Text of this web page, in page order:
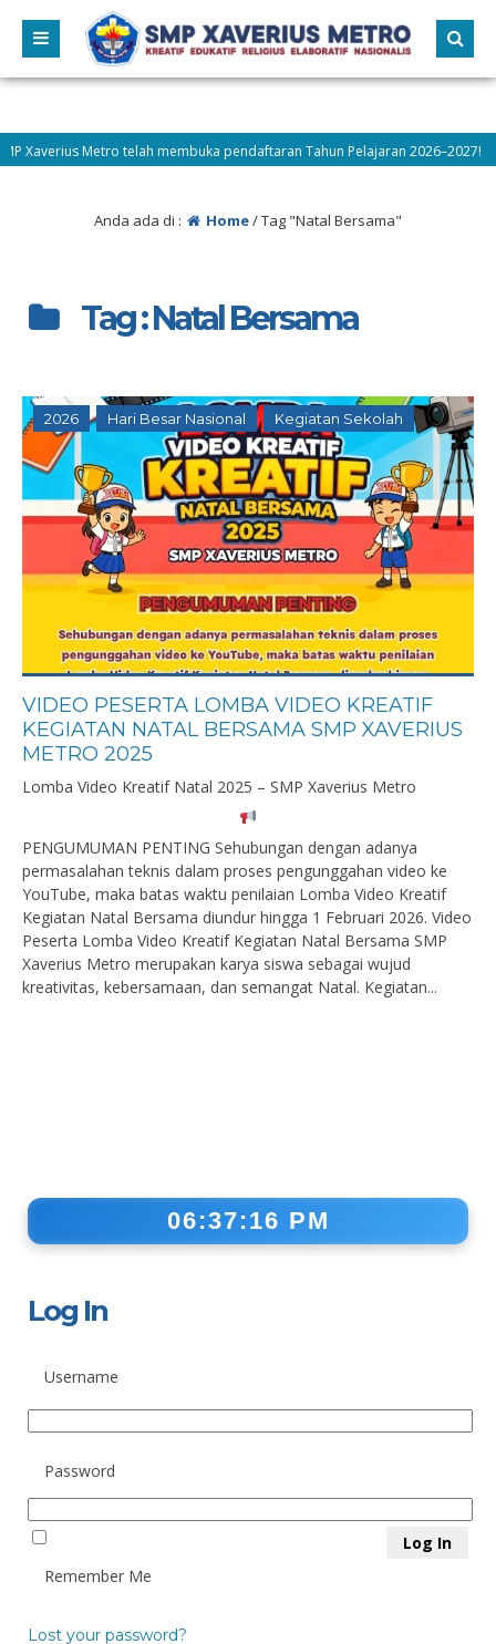
Metro telah membuka pendaftaran Tahun Pelajaran 2026–2027!
Anda ada di : Home/Tag "Natal Bersama"
Tag : Natal Bersama
2026 Hari Besar Nasional Kegiatan Sekolah
VIDEO PESERTA LOMBA VIDEO KREATIF
KEGIATAN NATAL BERSAMA SMP XAVERIUS
METRO 2025
Lomba Video Kreatif Natal 2025 – SMP Xaverius Metro
PENGUMUMAN PENTING Sehubungan dengan adanya
permasalahan teknis dalam proses pengunggahan video ke
YouTube, maka batas waktu penilaian Lomba Video Kreatif
Kegiatan Natal Bersama diundur hingga 1 Februari 2026. Video
Peserta Lomba Video Kreatif Kegiatan Natal Bersama SMP
Xaverius Metro merupakan karya siswa sebagai wujud
kreativitas, kebersamaan, dan semangat Natal. Kegiatan...
06:37:17 PM
Log In
Username
Password
Remember Me
Lost your password?